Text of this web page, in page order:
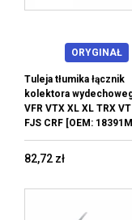
ORYGINAŁ
Tuleja tłumika łącznik
kolektora
VFR VTX XL XL TRX
FJS CRF [OEM:
82,72 zł